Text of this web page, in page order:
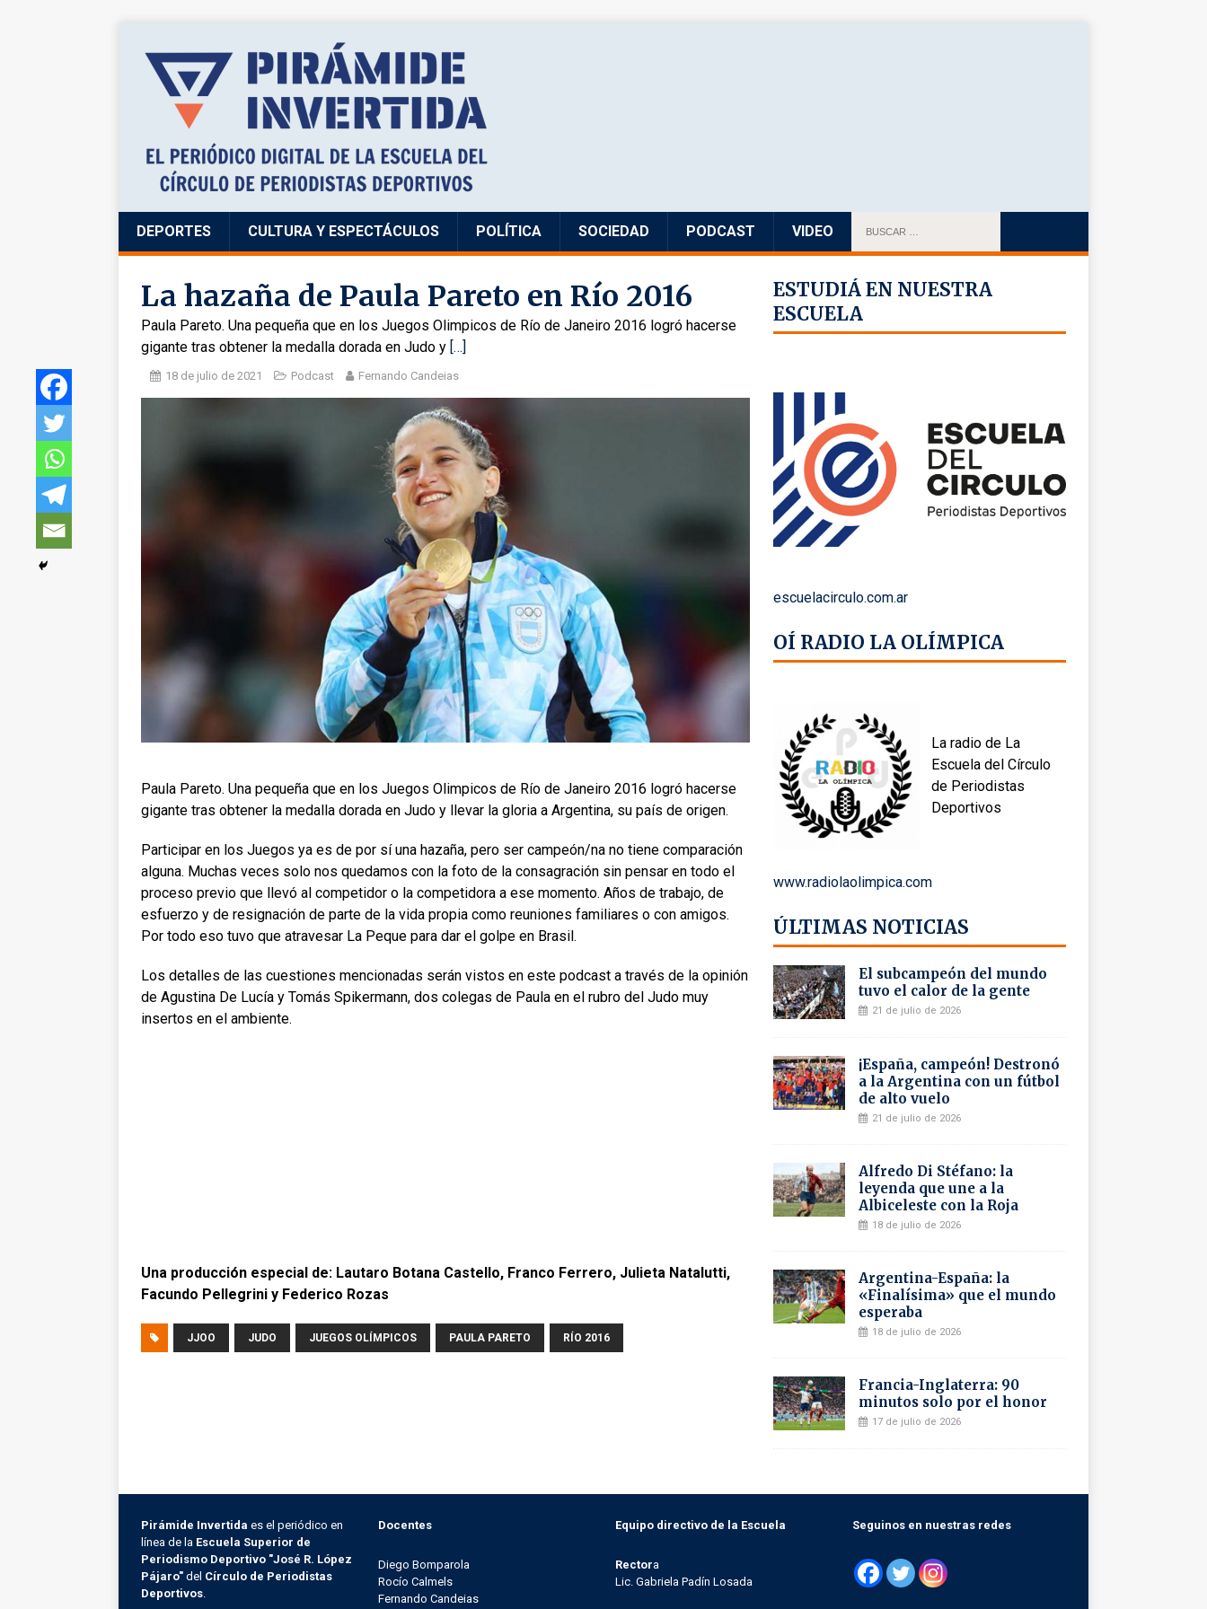
DEPORTES CULTURA Y ESPECTÁCULOS POLÍTICA SOCIEDAD PODCAST VIDEO
La hazaña de Paula Pareto en Río 2016
Paula Pareto. Una pequeña que en los Juegos Olimpicos de Río de Janeiro 2016 logró hacerse
gigante tras obtener la medalla dorada en Judo y […]
18 de julio de 2021 Podcast Fernando Candeias
Paula Pareto. Una pequeña que en los Juegos Olimpicos de Río de Janeiro 2016 logró hacerse
gigante tras obtener la medalla dorada en Judo y llevar la gloria a Argentina, su país de origen.
Participar en los Juegos ya es de por sí una hazaña, pero ser campeón/na no tiene comparación
alguna. Muchas veces solo nos quedamos con la foto de la consagración sin pensar en todo el
proceso previo que llevó al competidor o la competidora a ese momento. Años de trabajo, de
esfuerzo y de resignación de parte de la vida propia como reuniones familiares o con amigos.
Por todo eso tuvo que atravesar La Peque para dar el golpe en Brasil.
Los detalles de las cuestiones mencionadas serán vistos en este podcast a través de la opinión
de Agustina De Lucía y Tomás Spikermann, dos colegas de Paula en el rubro del Judo muy
insertos en el ambiente.
Una producción especial de: Lautaro Botana Castello, Franco Ferrero, Julieta Natalutti,
Facundo Pellegrini y Federico Rozas
JJOO JUDO JUEGOS OLÍMPICOS PAULA PARETO RÍO 2016
ESTUDIÁ EN NUESTRA
ESCUELA
escuelacirculo.com.ar
OÍ RADIO LA OLÍMPICA
La radio de La
Escuela del Círculo
de Periodistas
Deportivos
www.radiolaolimpica.com
ÚLTIMAS NOTICIAS
El subcampeón del mundo
tuvo el calor de la gente
21 de julio de 2026
¡España, campeón! Destronó
a la Argentina con un fútbol
de alto vuelo
21 de julio de 2026
Alfredo Di Stéfano: la
leyenda que une a la
Albiceleste con la Roja
18 de julio de 2026
Argentina-España: la
«Finalísima» que el mundo
esperaba
18 de julio de 2026
Francia-Inglaterra: 90
minutos solo por el honor
17 de julio de 2026
Pirámide Invertida es el periódico en
línea de la Escuela Superior de
Periodismo Deportivo "José R. López
Pájaro" del Círculo de Periodistas
Deportivos
Docentes
Diego Bomparola
Rocío Calmels
Fernando Candeias
Equipo directivo de la Escuela
Rectora
Lic. Gabriela Padín Losada
Seguinos en nuestras redes